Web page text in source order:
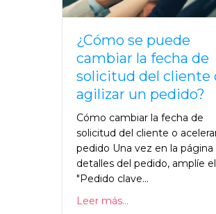
¿Cómo se puede
cambiar la fecha de
solicitud del cliente
agilizar un pedido?
Cómo cambiar la fecha de
solicitud del cliente o
pedido Una vez en la página
detalles del pedido, amplíe el
"Pedido clave...
Leer más...